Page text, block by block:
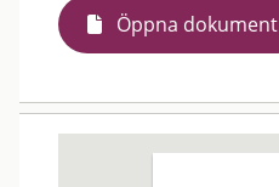
Öppna dokument